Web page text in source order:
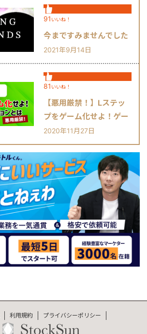
91 いいね！
今まですみませんでした
2021年9月14日
81 いいね！
【悪用厳禁！】Lステッ
プをゲーム化せよ！ゲー
ミフィケーションとは？
2020年11月27日
利用規約 プライバシーポリシー